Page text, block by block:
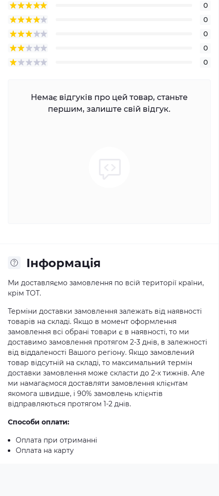
0
0
0
0
0
Немає відгуків про цей товар, станьте
першим, залиште свій відгук.
Iнформація
Ми доставляємо замовлення по всій території країни,
крім ТОТ.
Терміни доставки замовлення залежать від наявності
товарів на складі. Якщо в момент оформлення
замовлення всі обрані товари є в наявності, то ми
доставимо замовлення протягом 2-3 днів, в залежності
від віддаленості Вашого регіону. Якщо замовлений
товар відсутній на складі, то максимальний термін
доставки замовлення може скласти до 2-х тижнів. Але
ми намагаємося доставляти замовлення клієнтам
якомога швидше, і 90% замовлень клієнтів
відправляються протягом 1-2 днів.
Способи оплати:
Оплата при отриманні
Оплата на карту